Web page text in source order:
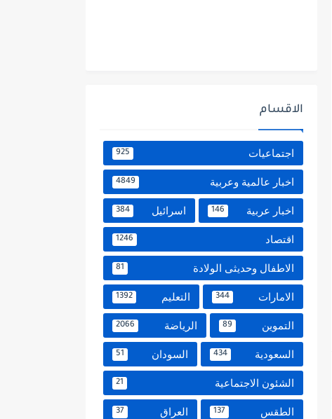
الاقسام
اجتماعيات 925
اخبار عالمية وعربية 4849
اخبار عربية 146 اسرائيل 384
اقتصاد 1246
الاطفال وحديثى الولادة 81
الامارات 344 التعليم 1392
التموين 89 الرياضة 2066
السعودية 434 السودان 51
الشئون الاجتماعية 21
الطقس 137 العراق 37